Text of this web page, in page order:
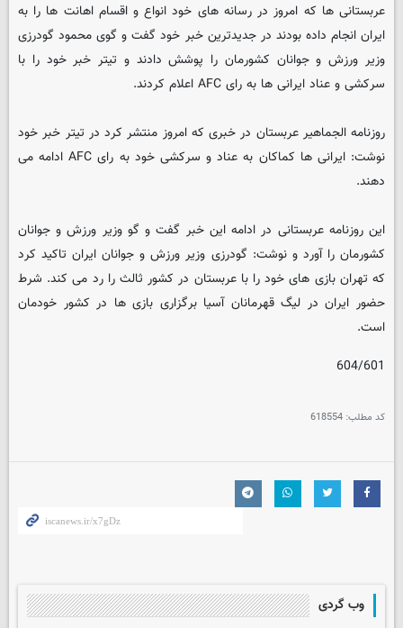
عربستانی ها که امروز در رسانه های خود انواع و اقسام اهانت ها را به
ایران انجام داده بودند در جدیدترین خبر خود گفت و گوی محمود گودرزی
وزیر ورزش و جوانان کشورمان را پوشش دادند و تیتر خبر خود را با
سرکشی و عناد ایرانی ها به رای AFC اعلام کردند.
روزنامه الجماهیر عربستان در خبری که امروز منتشر کرد در تیتر خبر خود
نوشت: ایرانی ها کماکان به عناد و سرکشی خود به رای AFC ادامه می
دهند.
این روزنامه عربستانی در ادامه این خبر گفت و گو وزیر ورزش و جوانان
کشورمان را آورد و نوشت: گودرزی وزیر ورزش و جوانان ایران تاکید کرد
که تهران بازی های خود را با عربستان در کشور ثالث را رد می کند. شرط
حضور ایران در لیگ قهرمانان آسیا برگزاری بازی ها در کشور خودمان
است.
604/601
کد مطلب: 618554
وب گردی